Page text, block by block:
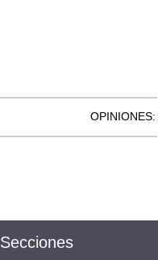
OPINIONES:
Secciones